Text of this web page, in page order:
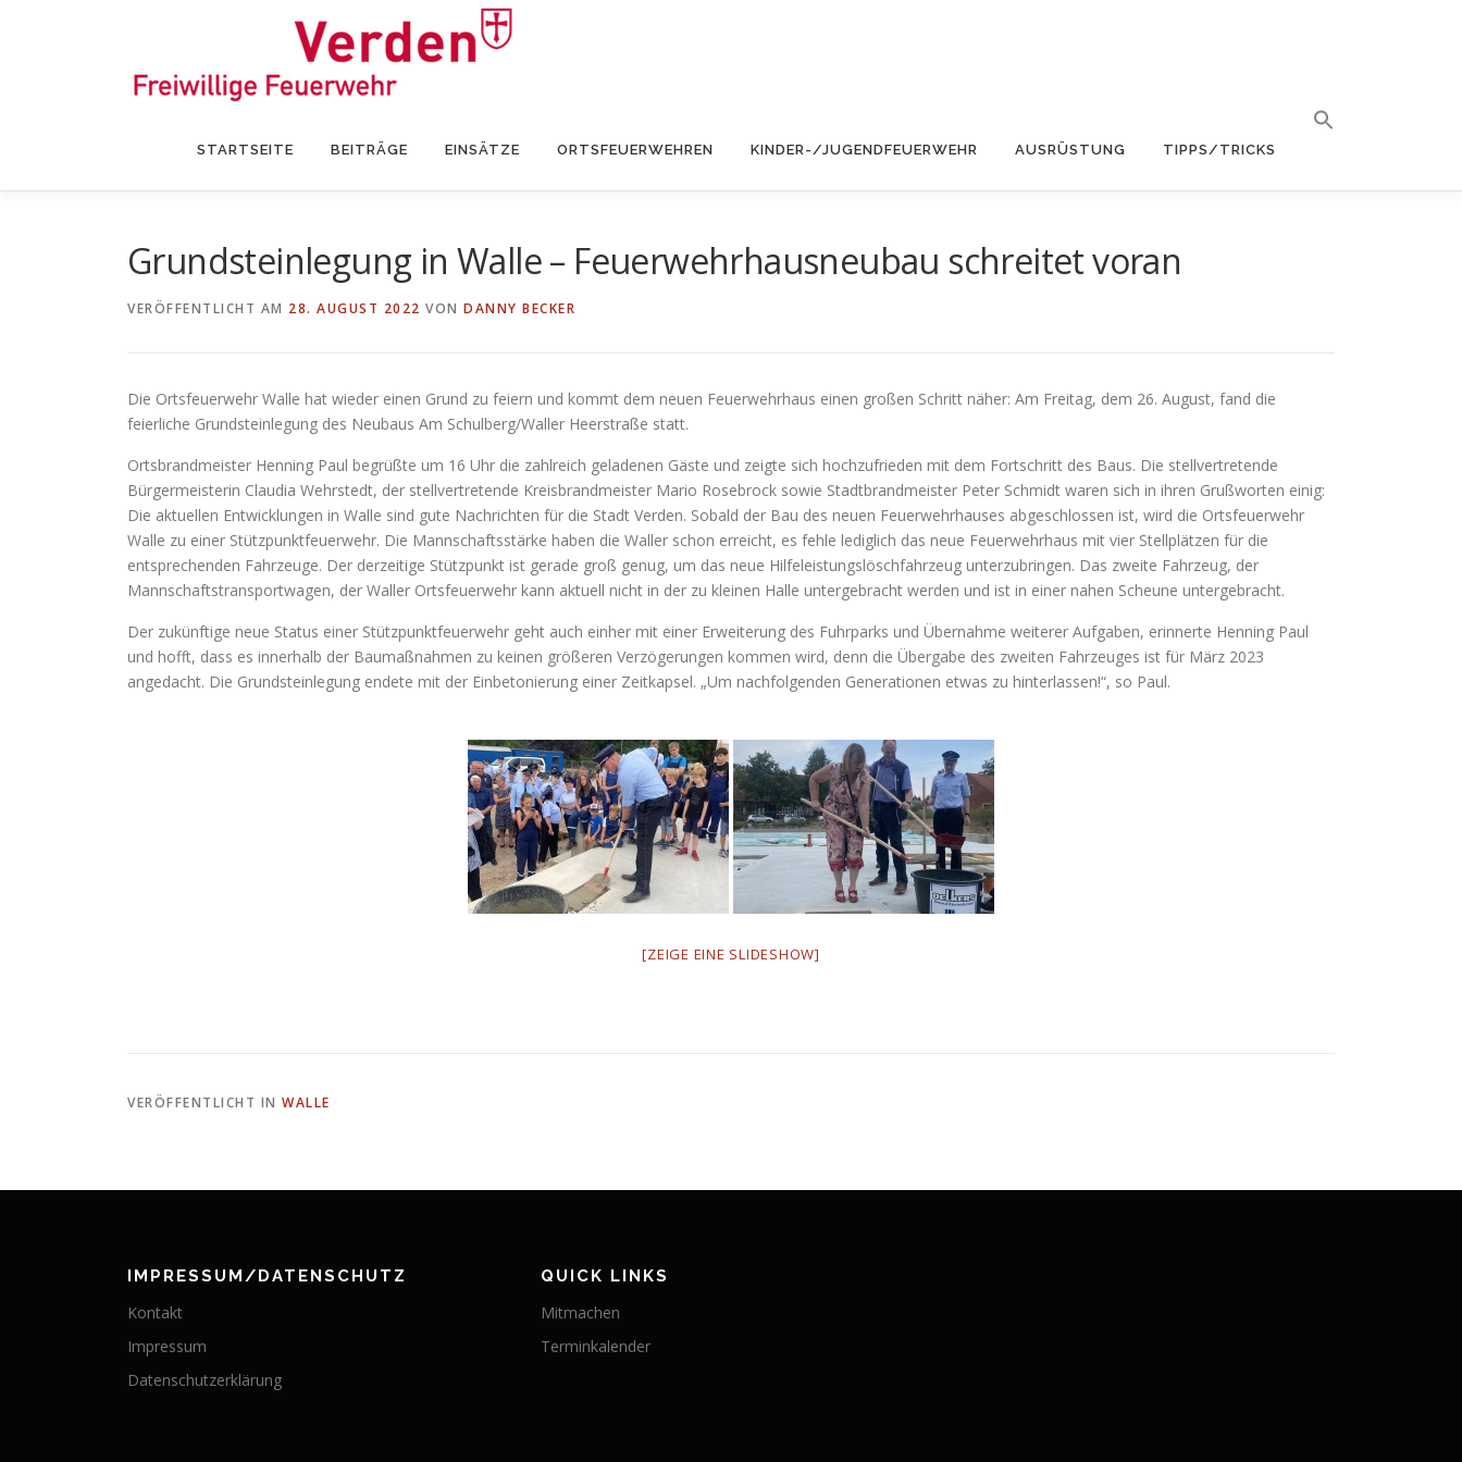
STARTSEITE BEITRÄGE EINSÄTZE ORTSFEUERWEHREN KINDER-/JUGENDFEUERWEHR AUSRÜSTUNG TIPPS/TRICKS
Grundsteinlegung in Walle – Feuerwehrhausneubau schreitet voran
VERÖFFENTLICHT AM 28. AUGUST 2022 VON DANNY BECKER
Die Ortsfeuerwehr Walle hat wieder einen Grund zu feiern und kommt dem neuen Feuerwehrhaus einen großen Schritt näher: Am Freitag, dem 26. August, fand die
feierliche Grundsteinlegung des Neubaus Am Schulberg/Waller Heerstraße statt.
Ortsbrandmeister Henning Paul begrüßte um 16 Uhr die zahlreich geladenen Gäste und zeigte sich hochzufrieden mit dem Fortschritt des Baus. Die stellvertretende
Bürgermeisterin Claudia Wehrstedt, der stellvertretende Kreisbrandmeister Mario Rosebrock sowie Stadtbrandmeister Peter Schmidt waren sich in ihren Grußworten einig:
Die aktuellen Entwicklungen in Walle sind gute Nachrichten für die Stadt Verden. Sobald der Bau des neuen Feuerwehrhauses abgeschlossen ist, wird die Ortsfeuerwehr
Walle zu einer Stützpunktfeuerwehr. Die Mannschaftsstärke haben die Waller schon erreicht, es fehle lediglich das neue Feuerwehrhaus mit vier Stellplätzen für die
entsprechenden Fahrzeuge. Der derzeitige Stützpunkt ist gerade groß genug, um das neue Hilfeleistungslöschfahrzeug unterzubringen. Das zweite Fahrzeug, der
Mannschaftstransportwagen, der Waller Ortsfeuerwehr kann aktuell nicht in der zu kleinen Halle untergebracht werden und ist in einer nahen Scheune untergebracht.
Der zukünftige neue Status einer Stützpunktfeuerwehr geht auch einher mit einer Erweiterung des Fuhrparks und Übernahme weiterer Aufgaben, erinnerte Henning Paul
und hofft, dass es innerhalb der Baumaßnahmen zu keinen größeren Verzögerungen kommen wird, denn die Übergabe des zweiten Fahrzeuges ist für März 2023
angedacht. Die Grundsteinlegung endete mit der Einbetonierung einer Zeitkapsel. „Um nachfolgenden Generationen etwas zu hinterlassen!“, so Paul.
[ZEIGE EINE SLIDESHOW]
VERÖFFENTLICHT IN WALLE
IMPRESSUM/DATENSCHUTZ
Kontakt
Impressum
Datenschutzerklärung
QUICK LINKS
Mitmachen
Terminkalender